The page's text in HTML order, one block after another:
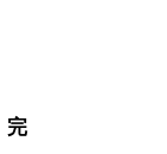
完